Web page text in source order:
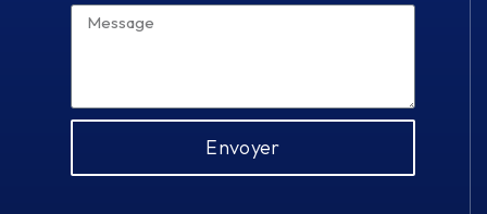
Envoyer